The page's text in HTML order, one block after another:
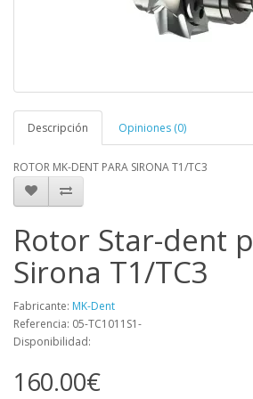
Descripción Opiniones (0)
ROTOR MK-DENT PARA SIRONA T1/TC3
Rotor Star-dent
Sirona T1/TC3
Fabricante: MK-Dent
Referencia: 05-TC1011S1-
Disponibilidad:
160.00€